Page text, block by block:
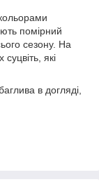
помірний
сезону. На
які
в догляді,